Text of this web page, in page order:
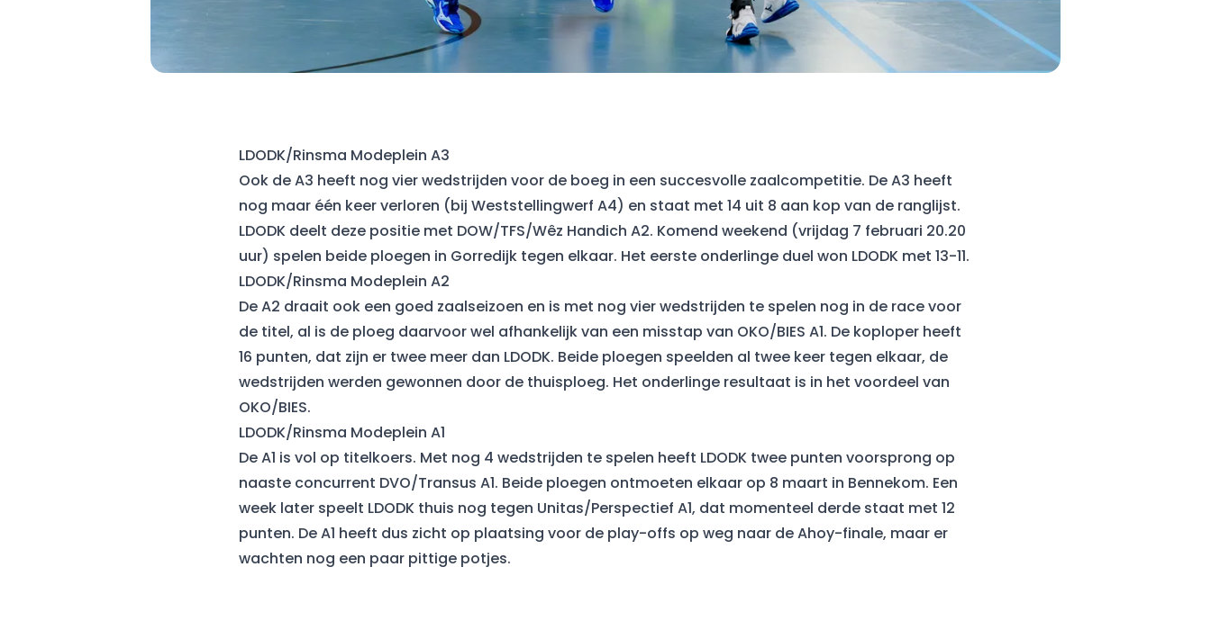
LDODK/Rinsma Modeplein A3
Ook de A3 heeft nog vier wedstrijden voor de boeg in een succesvolle zaalcompetitie. De A3 heeft
nog maar één keer verloren (bij Weststellingwerf A4) en staat met 14 uit 8 aan kop van de ranglijst.
LDODK deelt deze positie met DOW/TFS/Wêz Handich A2. Komend weekend (vrijdag 7 februari 20.20
uur) spelen beide ploegen in Gorredijk tegen elkaar. Het eerste onderlinge duel won LDODK met 13-11.
LDODK/Rinsma Modeplein A2
De A2 draait ook een goed zaalseizoen en is met nog vier wedstrijden te spelen nog in de race voor
de titel, al is de ploeg daarvoor wel afhankelijk van een misstap van OKO/BIES A1. De koploper heeft
16 punten, dat zijn er twee meer dan LDODK. Beide ploegen speelden al twee keer tegen elkaar, de
wedstrijden werden gewonnen door de thuisploeg. Het onderlinge resultaat is in het voordeel van
OKO/BIES.
LDODK/Rinsma Modeplein A1
De A1 is vol op titelkoers. Met nog 4 wedstrijden te spelen heeft LDODK twee punten voorsprong op
naaste concurrent DVO/Transus A1. Beide ploegen ontmoeten elkaar op 8 maart in Bennekom. Een
week later speelt LDODK thuis nog tegen Unitas/Perspectief A1, dat momenteel derde staat met 12
punten. De A1 heeft dus zicht op plaatsing voor de play-offs op weg naar de Ahoy-finale, maar er
wachten nog een paar pittige potjes.